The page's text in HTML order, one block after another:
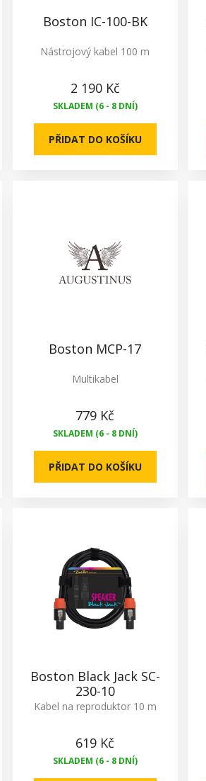
Boston IC-100-BK
Nástrojový kabel 100 m
2 190 Kč
SKLADEM (6 - 8 DNÍ)
PŘIDAT DO KOŠÍKU
Boston MCP-17
Multikabel
779 Kč
SKLADEM (6 - 8 DNÍ)
PŘIDAT DO KOŠÍKU
Boston Black Jack SC-
230-10
Kabel na reproduktor 10 m
619 Kč
SKLADEM (6 - 8 DNÍ)